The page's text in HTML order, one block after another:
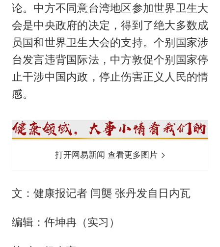
论。中方不同意台湾地区参加世界卫生大
会是中央政府的决定，得到了绝大多数成
员国和世界卫生大会的支持。个别国家涉
台发言违背国际法，中方敦促个别国家停
止干涉中国内政，停止伤害正义人民的情
感。
打开网易新闻 查看更多图片
文：健康报记者 闫龑 张丹发自日内瓦
编辑：仵坤冉（实习）